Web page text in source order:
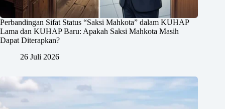
Perbandingan Sifat Status “Saksi Mahkota” dalam KUHAP
Lama dan KUHAP Baru: Apakah Saksi Mahkota Masih
Dapat Diterapkan?
26 Juli 2026